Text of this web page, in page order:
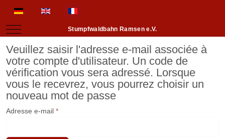
Sélectionnez votre langue
Mobile Menu ToggleStumpfwaldbahn Ramsen e.V.
Veuillez saisir l'adresse e-mail associée à
votre compte d'utilisateur. Un code de
vérification vous sera adressé. Lorsque
vous le recevrez, vous pourrez choisir un
nouveau mot de passe
Adresse e-mail *